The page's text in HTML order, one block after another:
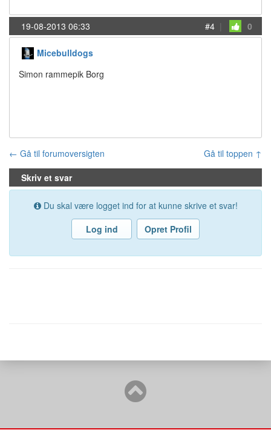
19-08-2013 06:33 #4 | 0
Micebulldogs
Simon rammepik Borg
← Gå til forumoversigten
Gå til toppen ↑
Skriv et svar
Du skal være logget ind for at kunne skrive et svar!
Log ind
Opret Profil